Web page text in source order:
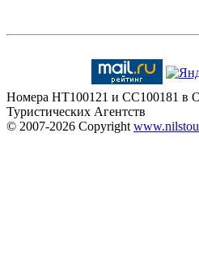
Номера HT100121 и CC100181 в
Туристических Агентств
© 2007-2026 Copyright